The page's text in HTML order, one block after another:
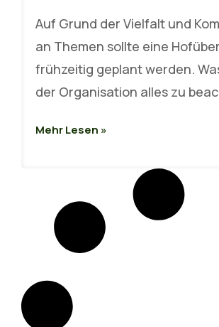
Auf Grund der Vielfalt und
an Themen sollte eine
frühzeitig geplant werden.
der Organisation alles zu
Mehr Lesen »